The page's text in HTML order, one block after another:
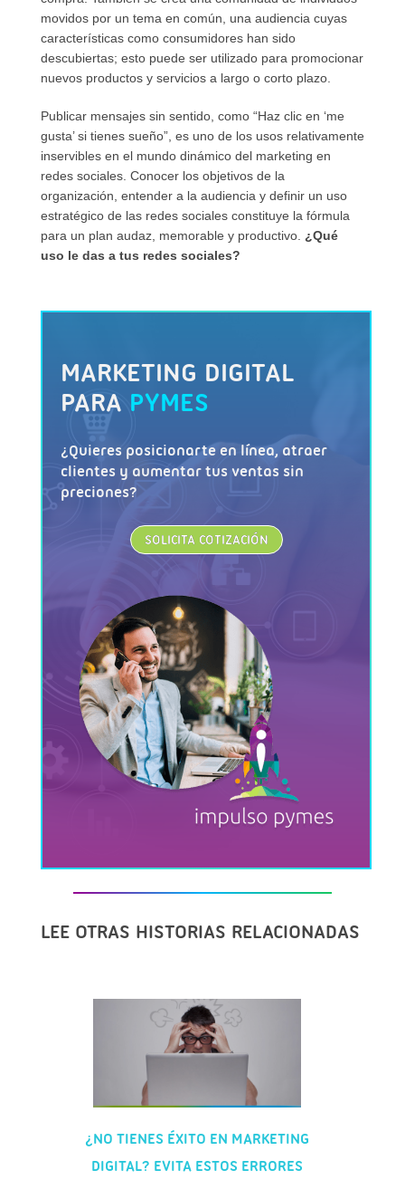
movidos por un tema en común, una audiencia cuyas
características como consumidores han sido
descubiertas; esto puede ser utilizado para promocionar
nuevos productos y servicios a largo o corto plazo.
Publicar mensajes sin sentido, como “Haz clic en ‘me
gusta’ si tienes sueño”, es uno de los usos relativamente
inservibles en el mundo dinámico del marketing en
redes sociales. Conocer los objetivos de la
organización, entender a la audiencia y definir un uso
estratégico de las redes sociales constituye la fórmula
para un plan audaz, memorable y productivo. ¿Qué
uso le das a tus redes sociales?
MARKETING DIGITAL
PARA PYMES
¿Quieres posicionarte en línea, atraer
clientes y aumentar tus ventas sin
preciones?
SOLICITA COTIZACIÓN
LEE OTRAS HISTORIAS RELACIONADAS
¿NO TIENES ÉXITO EN MARKETING
DIGITAL? EVITA ESTOS ERRORES